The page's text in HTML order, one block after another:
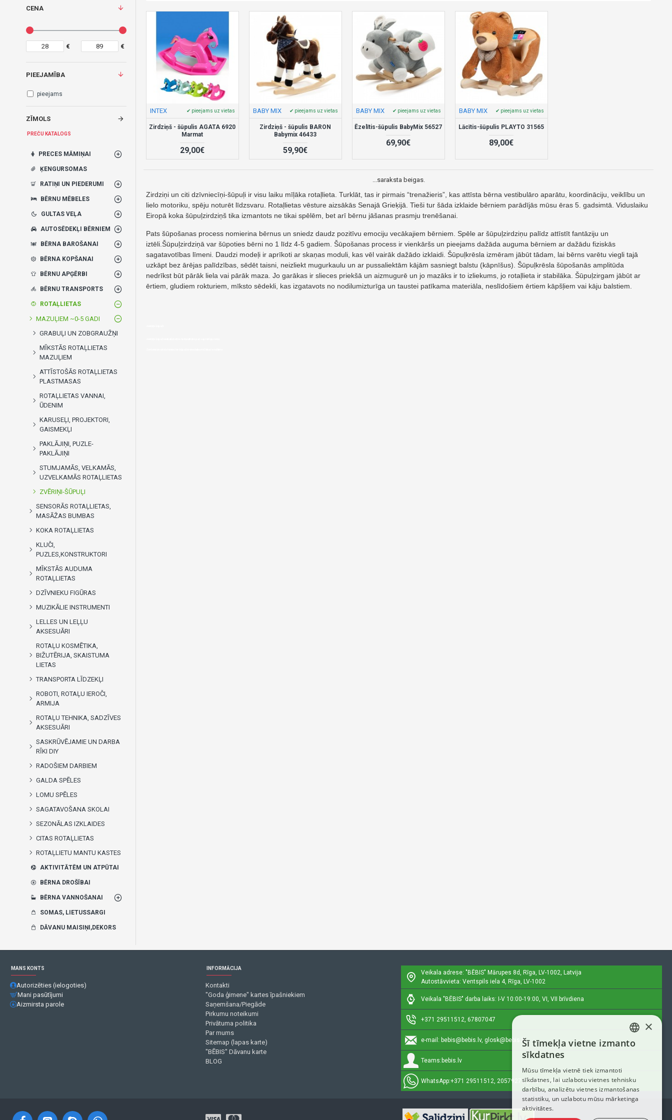
CENA
€ €
ZĪMOLS
PIEEJAMĪBA
pieejams
PREČU KATALOGS
PRECES MĀMIŅAI
ĶENGURSOMAS
RATIŅI UN PIEDERUMI
BĒRNU MĒBELES
GULTAS VEĻA
AUTOSĒDEKĻI BĒRNIEM
BĒRNA BAROŠANAI
BĒRNA KOPŠANAI
BĒRNU APĢĒRBI
BĒRNU TRANSPORTS
ROTAĻLIETAS
MAZUĻIEM ~0-5 GADI
GRABUĻI UN ZOBGRAUŽŅI
MĪKSTĀS ROTAĻLIETAS
MAZUĻIEM
ATTĪSTOŠĀS ROTAĻLIETAS
PLASTMASAS
ROTAĻLIETAS VANNAI,
ŪDENIM
KARUSEĻI, PROJEKTORI,
GAISMEKĻI
PAKLĀJIŅI, PUZLE-
PAKLĀJIŅI
STUMJAMĀS, VELKAMĀS,
UZVELKAMĀS ROTAĻLIETAS
ZVĒRIŅI-ŠŪPUĻI
SENSORĀS ROTAĻLIETAS,
MASĀŽAS BUMBAS
KOKA ROTAĻLIETAS
KLUČI,
PUZLES,KONSTRUKTORI
MĪKSTĀS AUDUMA
ROTAĻLIETAS
DZĪVNIEKU FIGŪRAS
MUZIKĀLIE INSTRUMENTI
LELLES UN LEĻĻU
AKSESUĀRI
ROTAĻU KOSMĒTIKA,
BIŽUTĒRIJA, SKAISTUMA
LIETAS
TRANSPORTA LĪDZEKĻI
ROBOTI, ROTAĻU IEROČI,
ARMIJA
ROTAĻU TEHNIKA, SADZĪVES
AKSESUĀRI
SASKRŪVĒJAMIE UN DARBA
RĪKI DIY
RADOŠIEM DARBIEM
GALDA SPĒLES
LOMU SPĒLES
SAGATAVOŠANA SKOLAI
SEZONĀLAS IZKLAIDES
CITAS ROTAĻLIETAS
ROTAĻLIETU MANTU KASTES
AKTIVITĀTĒM UN ATPŪTAI
BĒRNA DROŠĪBAI
BĒRNA VANNOŠANAI
SOMAS, LIETUSSARGI
DĀVANU MAISIŅI,DEKORS
Zirdziņi un citi dzīvniecīņi-šūpuļi ir visu laiku mīļāka rotaļlieta. Turklāt, tas ir pirmais “trenažieris”, kas attīsta bērna vestibulāro aparātu, koordināciju, veiklību un
lielo motoriku, spēju noturēt līdzsvaru. Rotaļlietas vēsture aizsākās Senajā Grieķijā. Tieši tur šāda izklaide bērniem parādījās mūsu ēras 5. gadsimtā. Viduslaiku
Eiropā koka šūpuļzirdziņš tika izmantots ne tikai spēlēm, bet arī bērnu jāšanas prasmju trenēšanai.
Pats šūpošanas process nomierina bērnus un sniedz daudz pozitīvu emociju vecākajiem bērniem. Spēle ar šūpuļzirdziņu palīdz attīstīt fantāziju un
iztēli.Šūpuļzirdziņā var šūpoties bērni no 1 līdz 4-5 gadiem. Šūpošanas process ir vienkāršs un pieejams dažāda auguma bērniem ar dažādu fiziskās
sagatavotības līmeni. Daudzi modeļi ir aprīkoti ar skaņas moduli, kas vēl vairāk dažādo izklaidi. Šūpuļkrēsla izmēram jābūt tādam, lai bērns varētu viegli tajā
uzkāpt bez ārējas palīdzības, sēdēt taisni, neizliekt mugurkaulu un ar pussaliektām kājām sasniegt balstu (kāpnīšus). Šūpuļkrēsla šūpošanās amplitūda
nedrīkst būt pārāk liela vai pārāk maza. Jo garākas ir slieces priekšā un aizmugurē un jo mazāks ir to izliekums, jo rotaļlieta ir stabilāka. Šūpuļzirgam jābūt ar
ērtiem, gludiem rokturiem, mīksto sēdekli, kas izgatavots no nodilumizturīga un taustei patīkama materiāla, neslīdošiem ērtiem kāpšļiem vai kāju balstiem.
INTEX ✔ pieejams uz vietas
Zirdziņš - šūpulis AGATA 6920
Marmat
29,00€
BABY MIX ✔ pieejams uz vietas
Zirdziņš - šūpulis BARON
Babymix 46433
59,90€
BABY MIX ✔ pieejams uz vietas
Ēzelītis-šūpulis BabyMix 56527
69,90€
BABY MIX ✔ pieejams uz vietas
Lācītis-šūpulis PLAYTO 31565
89,00€
...saraksta beigas.
MANS KONTS
Autorizēties (ielogoties)
Mani pasūtījumi
Aizmirsta parole
INFORMĀCIJA
Kontakti
"Goda ģimene" kartes īpašniekiem
Saņemšana/Piegāde
Pirkumu noteikumi
Privātuma politika
Par mums
Sitemap (lapas karte)
"BĒBIS" Dāvanu karte
BLOG
Veikala adrese: "BĒBIS" Mārupes 8d, Rīga, LV-1002, Latvija
Autostāvvieta: Ventspils iela 4, Rīga, LV-1002
Veikala "BĒBIS" darba laiks: I-V 10:00-19:00, VI, VII brīvdiena
+371 29511512, 67807047
e-mail: bebis@bebis.lv, glosk@bebis.lv
Teams: bebis.lv
WhatsApp:+371 29511512, 20579272 (tikai ziņojumi)
LATVIAN
ENGLISH
×
Šī tīmekļa vietne izmanto
sīkdatnes
Mūsu tīmekļa vietnē tiek izmantoti
sīkdatnes, lai uzlabotu vietnes tehnisku
darbību, analizētu vietnes izmantošanas
statistiku, un uzlabotu mūsu mārketinga
aktivitātes.